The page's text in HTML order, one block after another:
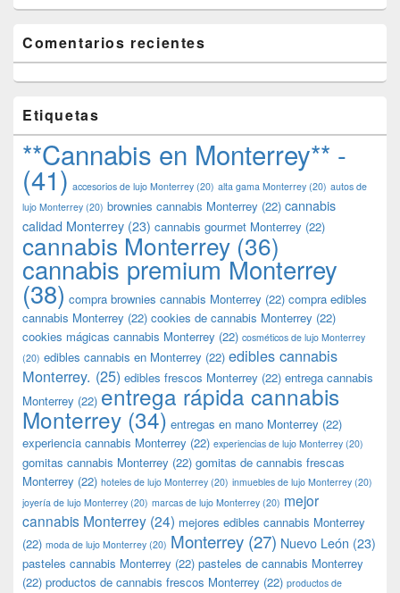
Comentarios recientes
Etiquetas
**Cannabis en Monterrey** -
(41) accesorios de lujo Monterrey (20) alta gama Monterrey (20) autos de
lujo Monterrey (20) brownies cannabis Monterrey (22) cannabis
calidad Monterrey (23) cannabis gourmet Monterrey (22)
cannabis Monterrey (36)
cannabis premium Monterrey
(38) compra brownies cannabis Monterrey (22) compra edibles
cannabis Monterrey (22) cookies de cannabis Monterrey (22)
cookies mágicas cannabis Monterrey (22) cosméticos de lujo Monterrey
(20) edibles cannabis en Monterrey (22) edibles cannabis
Monterrey. (25) edibles frescos Monterrey (22) entrega cannabis
Monterrey (22) entrega rápida cannabis
Monterrey (34) entregas en mano Monterrey (22)
experiencia cannabis Monterrey (22) experiencias de lujo Monterrey (20)
gomitas cannabis Monterrey (22) gomitas de cannabis frescas
Monterrey (22) hoteles de lujo Monterrey (20) inmuebles de lujo Monterrey (20)
joyería de lujo Monterrey (20) marcas de lujo Monterrey (20) mejor
cannabis Monterrey (24) mejores edibles cannabis Monterrey
(22) moda de lujo Monterrey (20) Monterrey (27) Nuevo León (23)
pasteles cannabis Monterrey (22) pasteles de cannabis Monterrey
(22) productos de cannabis frescos Monterrey (22) productos de